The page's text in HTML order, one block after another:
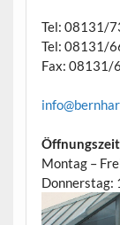
Tel: 08131/
Tel: 08131/
Fax: 08131/
Montag –
Donnerstag: